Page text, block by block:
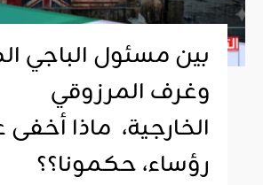
بين مسئول الباجي
وغرف المرزوقي
الخارجية، ماذا أخفى
رؤساء، حكمونا؟؟